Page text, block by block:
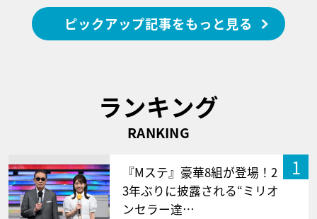
ピックアップ記事をもっと見る
ランキング
RANKING
1
『Mステ』豪華8組が登場！2
3年ぶりに披露される“ミリオ
ンセラー達…